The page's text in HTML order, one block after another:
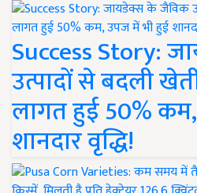
Success Story:
उत्पादों से बदली
लागत हुई 50%
शानदार वृद्धि!